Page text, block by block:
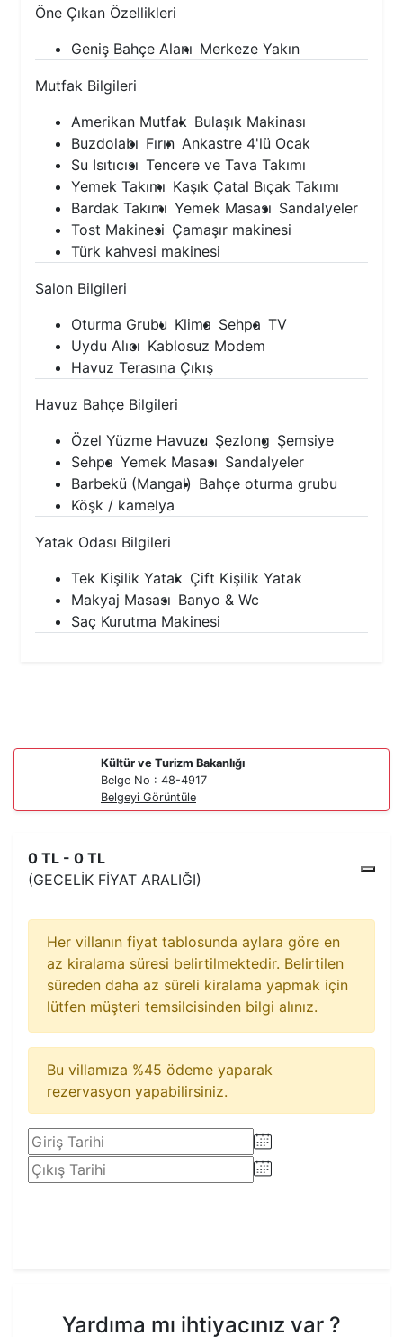
Öne Çıkan Özellikleri
Geniş Bahçe Alanı Merkeze Yakın
Mutfak Bilgileri
Amerikan Mutfak Bulaşık Makinası
Buzdolabı Fırın Ankastre 4'lü Ocak
Su Isıtıcısı Tencere ve Tava Takımı
Yemek Takımı Kaşık Çatal Bıçak Takımı
Bardak Takımı Yemek Masası Sandalyeler
Tost Makinesi Çamaşır makinesi
Türk kahvesi makinesi
Salon Bilgileri
Oturma Grubu Klima Sehpa TV
Uydu Alıcı Kablosuz Modem
Havuz Terasına Çıkış
Havuz Bahçe Bilgileri
Özel Yüzme Havuzu Şezlong Şemsiye
Sehpa Yemek Masası Sandalyeler
Barbekü (Mangal) Bahçe oturma grubu
Köşk / kamelya
Yatak Odası Bilgileri
Tek Kişilik Yatak Çift Kişilik Yatak
Makyaj Masası Banyo & Wc
Saç Kurutma Makinesi
Kültür ve Turizm Bakanlığı
Belge No : 48-4917
Belgeyi Görüntüle
0 TL - 0 TL
(GECELIK FIYAT ARALIĞI)
Her villanın fiyat tablosunda aylara göre en
az kiralama süresi belirtilmektedir. Belirtilen
süreden daha az süreli kiralama yapmak için
lütfen müşteri temsilcisinden bilgi alınız.
Bu villamıza %45 ödeme yaparak
rezervasyon yapabilirsiniz.
Yardıma mı ihtiyacınız var ?